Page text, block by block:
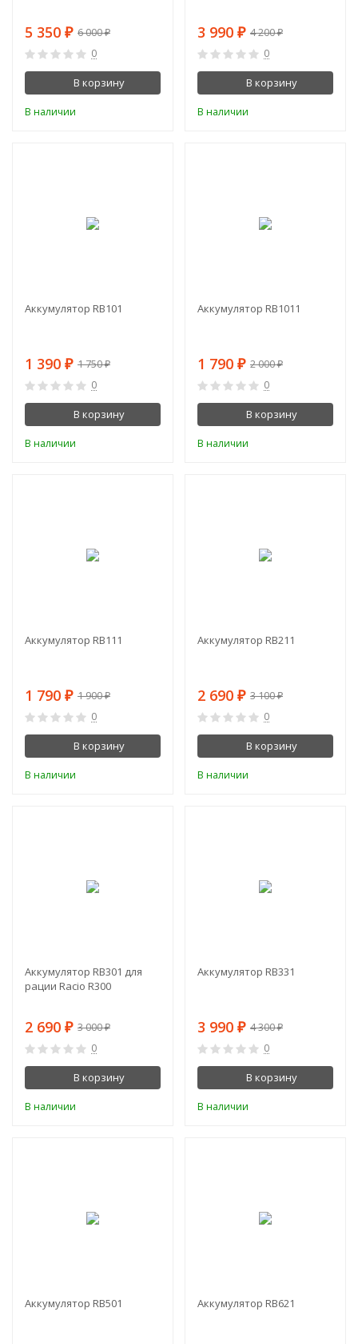
5 350 ₽ 6 000₽
0
В корзину
В наличии
3 990 ₽ 4 200₽
0
В корзину
В наличии
Аккумулятор RB101
1 390 ₽ 1 750₽
0
В корзину
В наличии
Аккумулятор RB1011
1 790 ₽ 2 000₽
0
В корзину
В наличии
Аккумулятор RB111
1 790 ₽ 1 900₽
0
В корзину
В наличии
Аккумулятор RB211
2 690 ₽ 3 100₽
0
В корзину
В наличии
Аккумулятор RB301 для
рации Racio R300
2 690 ₽ 3 000₽
0
В корзину
В наличии
Аккумулятор RB331
3 990 ₽ 4 300₽
0
В корзину
В наличии
Аккумулятор RB501 Аккумулятор RB621